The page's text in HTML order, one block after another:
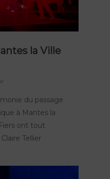
la Ville
du passage
à Mantes la
ont tout
Tellier